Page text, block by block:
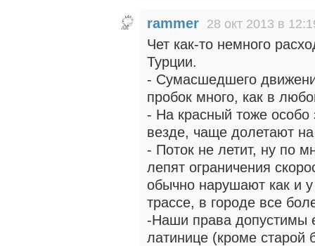
rammer 28 окт 2013 в
Чет как-то немного
Турции.
- Сумасшедшего
пробок много, как в
- На красный тоже особо
везде, чаще долетают
- Поток не летит, ну по
лепят ограничения
обычно нарушают как и
трассе, в городе все
-Наши права допустимы
латинице (кроме старой